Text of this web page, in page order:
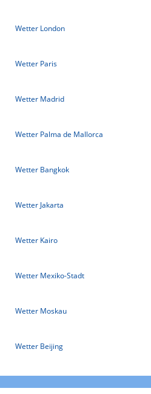
Wetter London
Wetter Paris
Wetter Madrid
Wetter Palma de Mallorca
Wetter Bangkok
Wetter Jakarta
Wetter Kairo
Wetter Mexiko-Stadt
Wetter Moskau
Wetter Beijing